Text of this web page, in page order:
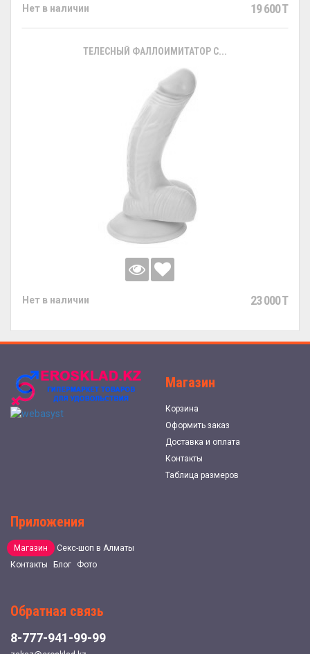
Нет в наличии 19 600 T
ТЕЛЕСНЫЙ ФАЛЛОИМИТАТОР С...
Нет в наличии 23 000 T
Магазин
Корзина
Оформить заказ
Доставка и оплата
Контакты
Таблица размеров
Приложения
Магазин
Секс-шоп в Алматы
Контакты
Блог Фото
Обратная связь
8-777-941-99-99